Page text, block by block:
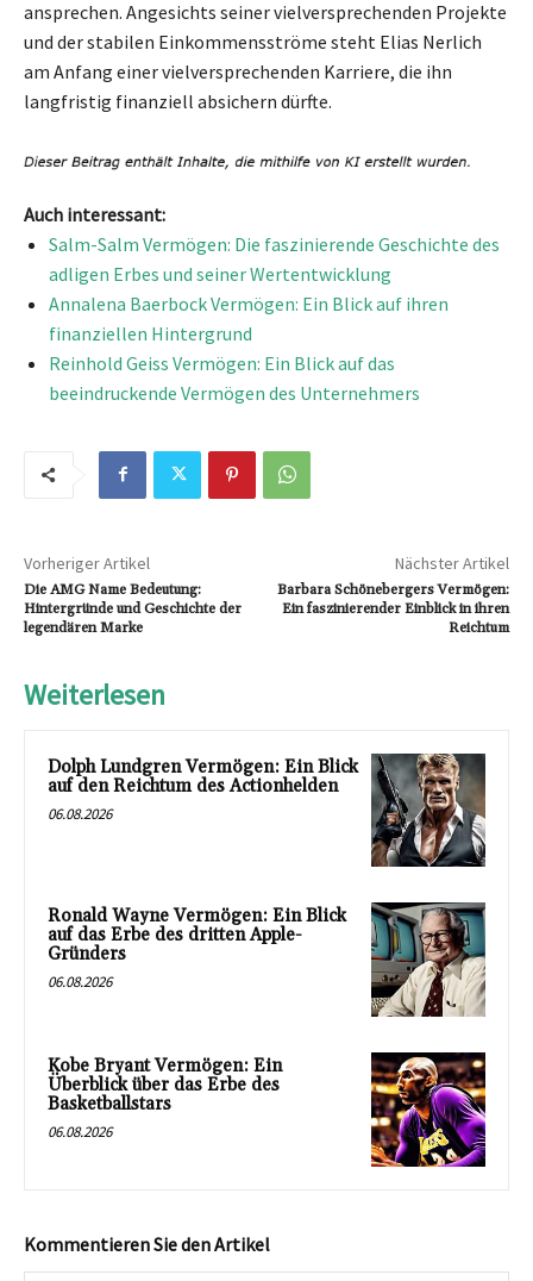
ansprechen. Angesichts seiner vielversprechenden Projekte
und der stabilen Einkommensströme steht Elias Nerlich
am Anfang einer vielversprechenden Karriere, die ihn
langfristig finanziell absichern dürfte.
Auch interessant:
Salm-Salm Vermögen: Die faszinierende Geschichte des
adligen Erbes und seiner Wertentwicklung
Annalena Baerbock Vermögen: Ein Blick auf ihren
finanziellen Hintergrund
Reinhold Geiss Vermögen: Ein Blick auf das
beeindruckende Vermögen des Unternehmers
Vorheriger Artikel
Die AMG Name Bedeutung:
Hintergründe und Geschichte der
legendären Marke
Nächster Artikel
Barbara Schönebergers Vermögen:
Ein faszinierender Einblick in ihren
Reichtum
Weiterlesen
Dolph Lundgren Vermögen: Ein Blick
auf den Reichtum des Actionhelden
06.08.2026
Ronald Wayne Vermögen: Ein Blick
auf das Erbe des dritten Apple-
Gründers
06.08.2026
Kobe Bryant Vermögen: Ein
Überblick über das Erbe des
Basketballstars
06.08.2026
Kommentieren Sie den Artikel